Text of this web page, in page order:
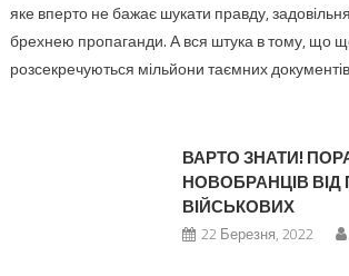
яке вперто не бажає шукати правду,
брехнею пропаганди. А вся штука в тому, що
розсекречуються мільйони таємних
ВАРТО ЗНАТИ!
НОВОБРАНЦІВ
ВІЙСЬКОВИХ
22 Березня, 2022